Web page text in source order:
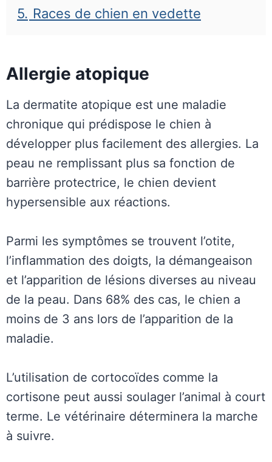
5. Races de chien en vedette
Allergie atopique
La dermatite atopique est une maladie
chronique qui prédispose le chien à
développer plus facilement des allergies. La
peau ne remplissant plus sa fonction de
barrière protectrice, le chien devient
hypersensible aux réactions.
Parmi les symptômes se trouvent l’otite,
l’inflammation des doigts, la démangeaison
et l’apparition de lésions diverses au niveau
de la peau. Dans 68% des cas, le chien a
moins de 3 ans lors de l’apparition de la
maladie.
L’utilisation de cortocoïdes comme la
cortisone peut aussi soulager l’animal à court
terme. Le vétérinaire déterminera la marche
à suivre.